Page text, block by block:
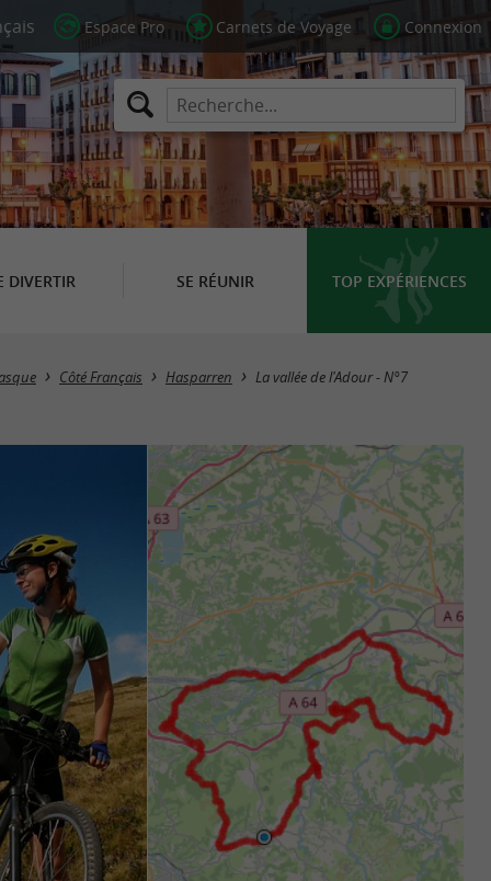
Espace Pro Carnets de Voyage Connexion
DIVERTIR SE RÉUNIR TOP EXPÉRIENCES
Côté Français Hasparren La vallée de l'Adour - N°7